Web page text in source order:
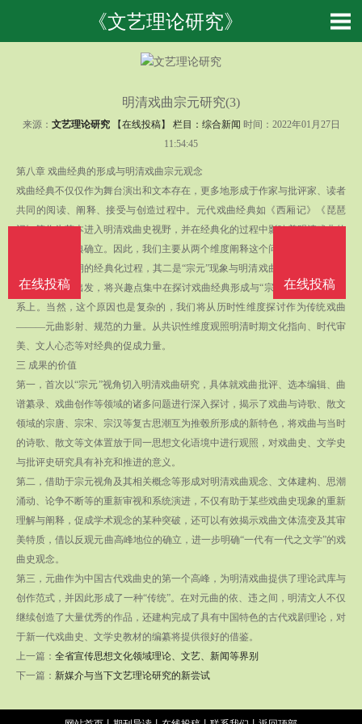
《文艺理论研究》
明清戏曲宗元研究(3)
来源： 文艺理论研究 【在线投稿】 栏目： 综合新闻 时间：2022年01月27日
11:54:45
第八章 戏曲经典的形成与明清戏曲宗元观念
戏曲经典不仅仅作为舞台演出和文本存在，更多地形成于作家与批评家、读者
共同的阅读、阐释、接受与创造过程中。元代戏曲经典如《西厢记》《琵琶
记》等作为范本进入明清戏曲史视野，并在经典化的过程中影响着明清戏曲的
发展方向和经典确立。因此，我们主要从两个维度阐释这个问题，其一是元代
戏曲在明清时期的经典化过程，其二是“宗元”现象与明清戏曲经典化之关系。
从这两个维度出发，将兴趣点集中在探讨戏曲经典形成与“宗元”的互动共生关
系上。当然，这个原因也是复杂的，我们将从历时性维度探讨作为传统戏曲
———元曲影射、规范的力量。从共识性维度观照明清时期文化指向、时代审
美、文人心态等对经典的促成力量。
三 成果的价值
第一，首次以“宗元”视角切入明清戏曲研究，具体就戏曲批评、选本编辑、曲
谱纂录、戏曲创作等领域的诸多问题进行深入探讨，揭示了戏曲与诗歌、散文
领域的宗唐、宗宋、宗汉等复古思潮互为推毂所形成的新特色，将戏曲与当时
的诗歌、散文等文体置放于同一思想文化语境中进行观照，对戏曲史、文学史
与批评史研究具有补充和推进的意义。
第二，借助于宗元视角及其相关概念等形成对明清戏曲观念、文体建构、思潮
涌动、论争不断等的重新审视和系统演进，不仅有助于某些戏曲史现象的重新
理解与阐释，促成学术观念的某种突破，还可以有效揭示戏曲文体流变及其审
美特质，借以反观元曲高峰地位的确立，进一步明确“一代有一代之文学”的戏
曲史观念。
第三，元曲作为中国古代戏曲史的第一个高峰，为明清戏曲提供了理论武库与
创作范式，并因此形成了一种“传统”。在对元曲的依、违之间，明清文人不仅
继续创造了大量优秀的作品，还建构完成了具有中国特色的古代戏剧理论，对
于新一代戏曲史、文学史教材的编纂将提供很好的借鉴。
上一篇： 全省宣传思想文化领域理论、文艺、新闻等界别
下一篇： 新媒介与当下文艺理论研究的新尝试
在线投稿
在线投稿